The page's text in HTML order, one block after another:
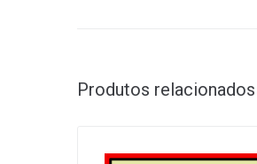
Produtos relacionados